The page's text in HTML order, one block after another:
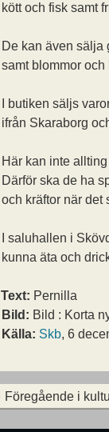
kött och fisk samt
De kan även sälja
samt blommor och
I butiken säljs
ifrån Skaraborg
Här kan inte
Därför ska de ha
och kräftor när det
I saluhallen i
kunna äta och
Text: Pernilla
Bild: Bild : Korta
Källa: Skb, 6
Föregående i